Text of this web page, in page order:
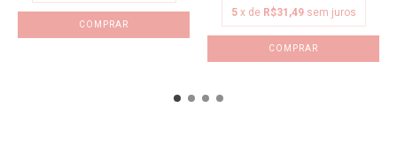
COMPRAR
5 x de R$31,49 sem juros
COMPRAR